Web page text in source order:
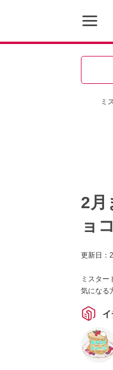
ミ
2月
ョ
更新日：
ミスター
気になる